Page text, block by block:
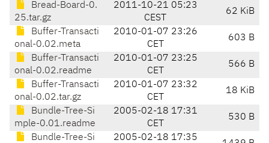
Bread-Board-0.
25.tar.gz
2011-10-21 05:23
CEST
62 KiB
Buffer-Transacti
onal-0.02.meta
2010-01-07 23:26
CET
603 B
Buffer-Transacti
onal-0.02.readme
2010-01-07 23:25
CET
566 B
Buffer-Transacti
onal-0.02.tar.gz
2010-01-07 23:32
CET
18 KiB
Bundle-Tree-Si
mple-0.01.readme
2005-02-18 17:31
CET
530 B
Bundle-Tree-Si
2005-02-18 17:35